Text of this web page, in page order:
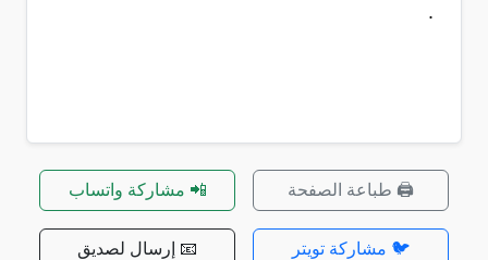
.
🖨️ طباعة الصفحة 📲 مشاركة واتساب
🐦 مشاركة تويتر 📧 إرسال لصديق